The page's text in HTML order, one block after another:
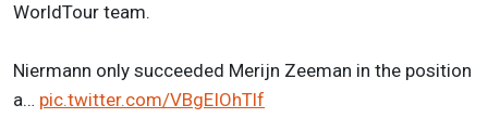
WorldTour team.
Niermann only succeeded Merijn Zeeman in the position
a… pic.twitter.com/VBgEIOhTlf